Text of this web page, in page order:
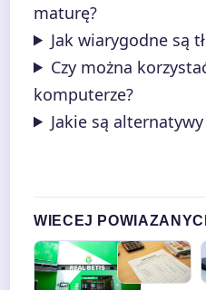
maturę?
Jak wiarygodne są
Czy można
komputerze?
Jakie są
WIECEJ